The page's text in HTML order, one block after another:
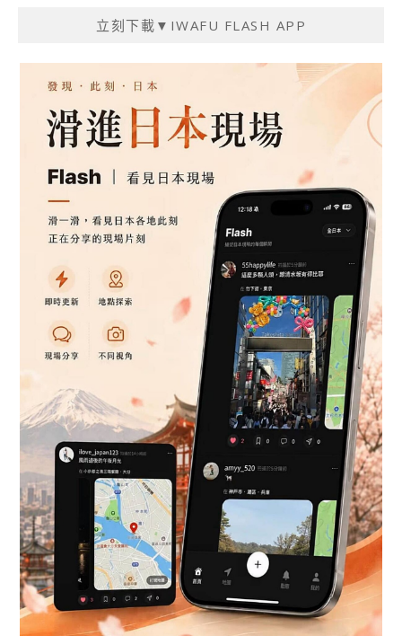
立刻下載▼IWAFU FLASH APP